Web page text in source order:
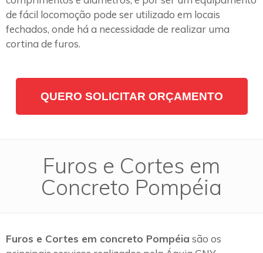
de fácil locomoção pode ser utilizado em locais
fechados, onde há a necessidade de realizar uma
cortina de furos.
QUERO SOLICITAR ORÇAMENTO
Furos e Cortes em
Concreto Pompéia
Furos e Cortes em concreto Pompéia são os